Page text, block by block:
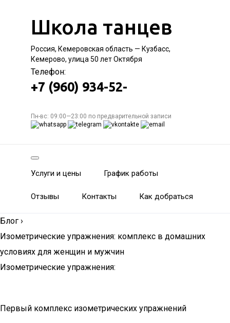
Школа танцев
Россия, Кемеровская область — Кузбасс,
Кемерово, улица 50 лет Октября
Телефон:
+7 (960) 934-52-
Пн-вс: 09:00—23:00 по предварительной записи
Услуги и цены График работы
Отзывы Контакты Как добраться
Блог ›
Изометрические упражнения: комплекс в домашних
условиях для женщин и мужчин
Изометрические упражнения:
Первый комплекс изометрических упражнений